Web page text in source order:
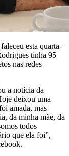
esta quarta-
tinha 95
nas redes
a notícia da
deixou uma
amada, mas
da minha mãe, da
todos
que ela foi”,